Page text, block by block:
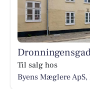
Til salg hos
Byens Mæglere